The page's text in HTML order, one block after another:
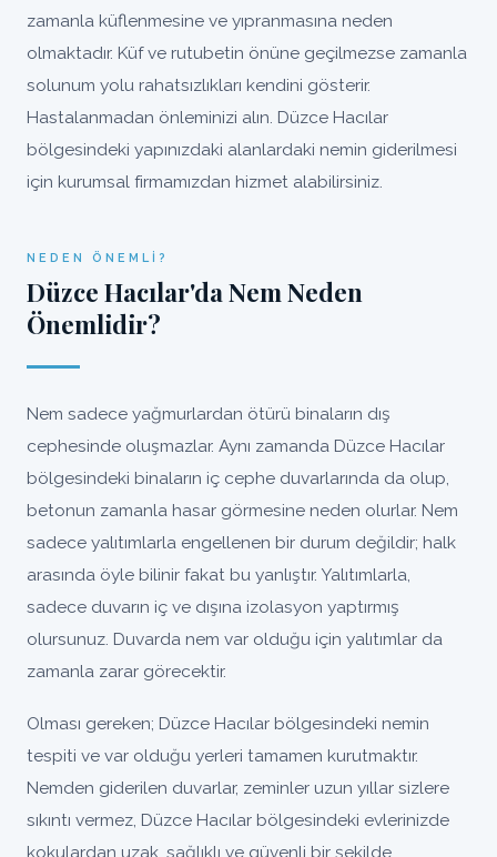
zamanla küflenmesine ve yıpranmasına neden
olmaktadır. Küf ve rutubetin önüne geçilmezse zamanla
solunum yolu rahatsızlıkları kendini gösterir.
Hastalanmadan önleminizi alın. Düzce Hacılar
bölgesindeki yapınızdaki alanlardaki nemin giderilmesi
için kurumsal firmamızdan hizmet alabilirsiniz.
NEDEN ÖNEMLI?
Düzce Hacılar'da Nem Neden
Önemlidir?
Nem sadece yağmurlardan ötürü binaların dış
cephesinde oluşmazlar. Aynı zamanda Düzce Hacılar
bölgesindeki binaların iç cephe duvarlarında da olup,
betonun zamanla hasar görmesine neden olurlar. Nem
sadece yalıtımlarla engellenen bir durum değildir; halk
arasında öyle bilinir fakat bu yanlıştır. Yalıtımlarla,
sadece duvarın iç ve dışına izolasyon yaptırmış
olursunuz. Duvarda nem var olduğu için yalıtımlar da
zamanla zarar görecektir.
Olması gereken; Düzce Hacılar bölgesindeki nemin
tespiti ve var olduğu yerleri tamamen kurutmaktır.
Nemden giderilen duvarlar, zeminler uzun yıllar sizlere
sıkıntı vermez, Düzce Hacılar bölgesindeki evlerinizde
kokulardan uzak, sağlıklı ve güvenli bir şekilde